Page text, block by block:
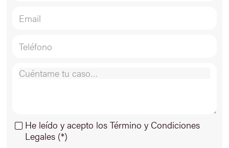
He leído y acepto los Término y Condiciones
Legales (*)